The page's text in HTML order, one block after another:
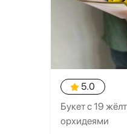
5.0
Букет с 19
орхидеями